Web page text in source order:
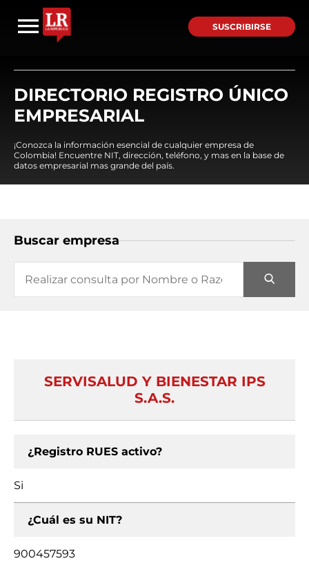
SUSCRIBIRSE
DIRECTORIO REGISTRO ÚNICO
EMPRESARIAL
¡Conozca la información esencial de cualquier empresa de
Colombia! Encuentre NIT, dirección, teléfono, y mas en la base de
datos empresarial mas grande del país.
Buscar empresa
SERVISALUD Y BIENESTAR IPS
S.A.S.
¿Registro RUES activo?
Si
¿Cuál es su NIT?
900457593